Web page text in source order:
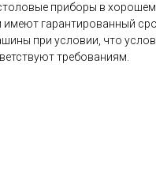
приборы в
гарантированный
при условии, что
требованиям.